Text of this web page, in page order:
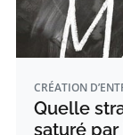
CRÉATION
Quelle
saturé